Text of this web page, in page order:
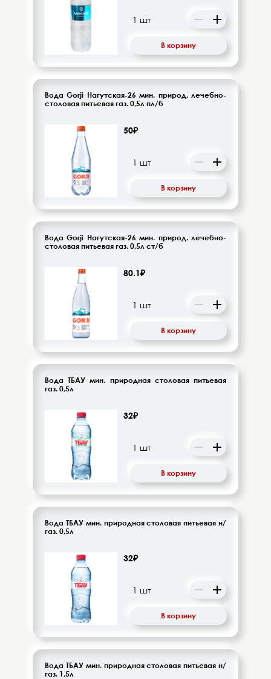
Десерты, напитки молочные
Диетическое питание
Восточная кухня
Кофе и кофейные напитки
Детское питание
Напитки безалкогольные
Овощи-фрукты
Корма для животных
Сопутствующие товары
В корзину
Вода Gorji Нагутская-26 мин. природ. лечебно-
столовая питьевая газ. 0,5л пл/б
50₽
В корзину
Вода Gorji Нагутская-26 мин. природ. лечебно-
столовая питьевая газ. 0,5л ст/б
80.1₽
В корзину
Вода ТБАУ мин. природная столовая питьевая
газ. 0,5л
32₽
В корзину
Вода ТБАУ мин. природная столовая питьевая н/
газ. 0,5л
32₽
В корзину
Вода ТБАУ мин. природная столовая питьевая н/
газ. 1,5л